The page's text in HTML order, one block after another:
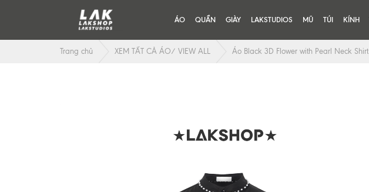
ÁO QUẦN GIÀY LAKSTUDIOS MŨ TÚI KÍNH
Trang chủ XEM TẤT CẢ ÁO/ VIEW ALL Áo Black 3D Flower with Pearl Neck Shirt